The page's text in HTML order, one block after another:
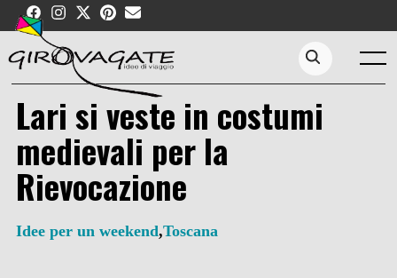
Skip
content
Menu
Search...
Lari si veste in costumi
medievali per la
Rievocazione
Idee per un weekend,Toscana